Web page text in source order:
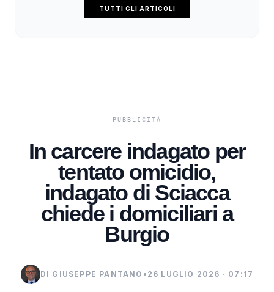
TUTTI GLI ARTICOLI
In carcere indagato per
tentato omicidio,
indagato di Sciacca
chiede i domiciliari a
Burgio
DI GIUSEPPE PANTANO • 26 LUGLIO 2026 · 07:17